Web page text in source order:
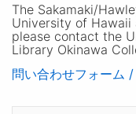
The Sakamaki/
University of Hawaii
please contact the
Library Okinawa
問い合わせフォーム